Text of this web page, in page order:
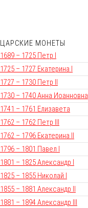
ЦАРСКИЕ МОНЕТЫ
1689 – 1725 Петр I
1725 – 1727 Екатерина I
1727 – 1730 Петр II
1730 – 1740 Анна Иоанновна
1741 – 1761 Елизавета
1762 – 1762 Петр III
1762 – 1796 Екатерина II
1796 – 1801 Павел I
1801 – 1825 Александр I
1825 – 1855 Николай I
1855 – 1881 Александр II
1881 – 1894 Александр III